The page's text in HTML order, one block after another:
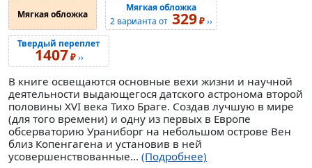
Мягкая обложка
Мягкая обложка
2 варианта от 329₽››
Твердый переплет
1407₽››
В книге освещаются основные вехи жизни и научной
деятельности выдающегося датского астронома второй
половины XVI века Тихо Браге. Создав лучшую в мире
(для того времени) и одну из первых в Европе
обсерваторию Ураниборг на небольшом острове Вен
близ Копенгагена и установив в ней
усовершенствованные... (Подробнее)